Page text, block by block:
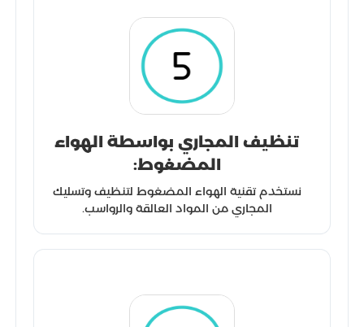
تنظيف المجاري بواسطة الهواء
المضغوط:
نستخدم تقنية الهواء المضغوط لتنظيف وتسليك
المجاري من المواد العالقة والرواسب.